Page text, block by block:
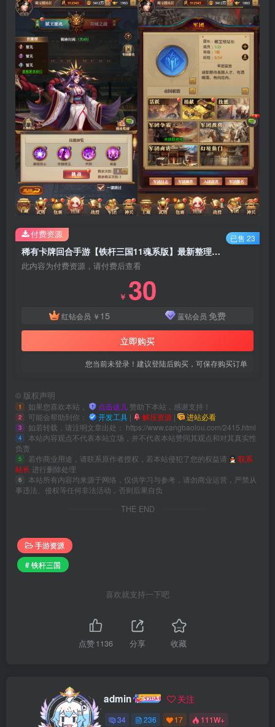
稀有卡牌回合手游【铁杆三国11魂系版】最新整理Linux手工服务端+自动脚本+GM授权后台+安卓客户端+搭建教程
此内容为付费资源，请付费后查看
￥ 30
红钻会员 ￥ 15 蓝钻会员 免费
立即购买
您当前未登录！建议登陆后购买，可保存购买订单
付费资源 已售 23
© 版权声明
1 如果您喜欢本站， 点击这儿 赞助下本站，感谢支持！
2 可能会帮助到你： 开发工具 | 解压资源 | 进站必看
3 如若转载，请注明文章出处： https://www.cangbaolou.com/2415.html
4
本站内容观点不代表本站立场，并不代表本站赞同其观点和对其真实性
负责
5 若作商业用途，请联系原作者授权，若本站侵犯了您的权益请
联系
站长 进行删除处理
6
本站所有内容均来源于网络，仅供学习与参考，请勿商业运营，严禁从
事违法、侵权等任何非法活动，否则后果自负
THE END
手游资源
# 铁杆三国
喜欢就支持一下吧
点赞1136 分享 收藏
admin 关注
34 236 17 111W+